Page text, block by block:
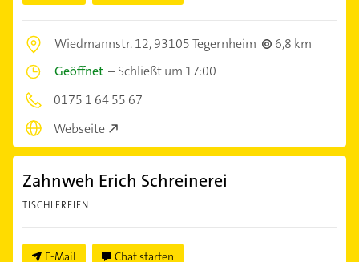
Wiedmannstr. 12,93105 Tegernheim
6,8 km
Geöffnet –Schließt um 17:00
0175 1 64 55 67
Webseite
Zahnweh Erich Schreinerei
TISCHLEREIEN
E-Mail Chat starten